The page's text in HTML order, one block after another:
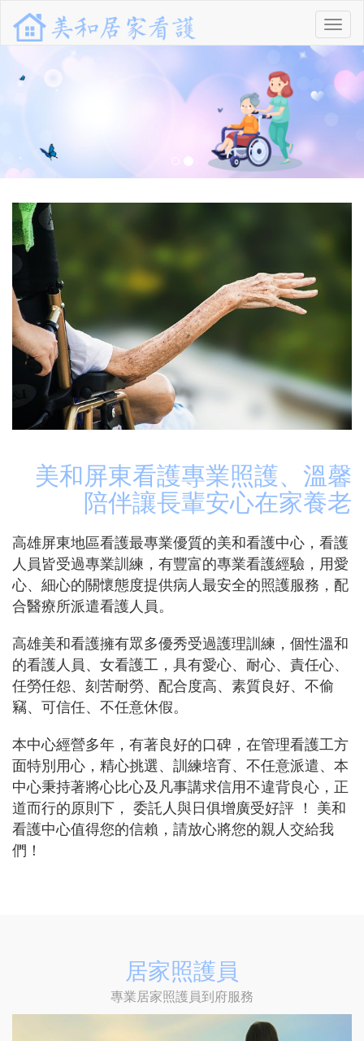
功
能
單
美和屏東看護專業照護、溫馨
陪伴讓長輩安心在家養老
高雄屏東地區看護最專業優質的美和看護中心，看護
人員皆受過專業訓練，有豐富的專業看護經驗，用愛
心、細心的關懷態度提供病人最安全的照護服務，配
合醫療所派遣看護人員。
高雄美和看護擁有眾多優秀受過護理訓練，個性溫和
的看護人員、女看護工，具有愛心、耐心、責任心、
任勞任怨、刻苦耐勞、配合度高、素質良好、不偷
竊、可信任、不任意休假。
本中心經營多年，有著良好的口碑，在管理看護工方
面特別用心，精心挑選、訓練培育、不任意派遣、本
中心秉持著將心比心及凡事講求信用不違背良心，正
道而行的原則下， 委託人與日俱增廣受好評 ！ 美和
看護中心值得您的信賴，請放心將您的親人交給我
們！
居家照護員
專業居家照護員到府服務